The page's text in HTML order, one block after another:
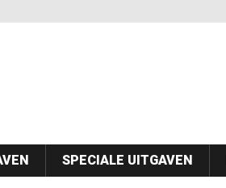
SPECIALE UITGAVEN